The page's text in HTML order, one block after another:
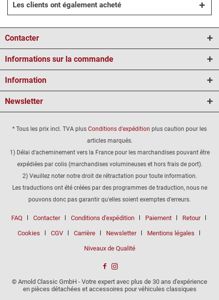
Les clients ont également acheté
Contacter
Informations sur la commande
Information
Newsletter
* Tous les prix incl. TVA plus Conditions d'expédition plus caution pour les
articles marqués.
1) Délai d'acheminement vers la France pour les marchandises pouvant être
expédiées par colis (marchandises volumineuses et hors frais de port).
2) Veuillez noter notre droit de rétractation pour toute information.
Les traductions ont été créées par des programmes de traduction, nous ne
pouvons donc pas garantir qu'elles soient exemptes d'erreurs.
FAQ Contacter Conditions d'expédition Paiement Retour
Cookies CGV Carrière Newsletter Mentions légales
Niveaux de Qualité
© Arnold Classic GmbH - Votre expert avec plus de 30 ans d'expérience
en pièces détachées et accessoires pour véhicules classiques